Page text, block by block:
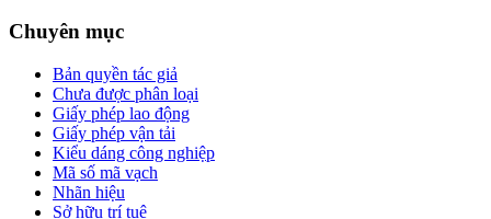
Chuyên mục
Bản quyền tác giả
Chưa được phân loại
Giấy phép lao động
Giấy phép vận tải
Kiểu dáng công nghiệp
Mã số mã vạch
Nhãn hiệu
Sở hữu trí tuệ